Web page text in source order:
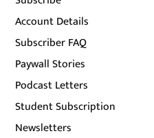
Account Details
Subscriber FAQ
Paywall Stories
Podcast Letters
Student Subscription
Newsletters